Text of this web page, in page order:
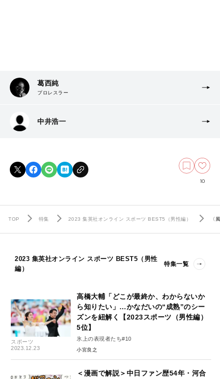
葛西純
プロレスラー
中井浩一
10
TOP 特集 2023 集英社オンライン スポーツ BEST5（男性編） 〈
2023 集英社オンライン スポーツ BEST5（男性
編）
特集一覧
スポーツ
2023.12.23
高橋大輔「どこが最終か、わからないか
ら知りたい」…かなだいの“成熟”のシー
ズンを紐解く【2023スポーツ（男性編）
5位】
氷上の表現者たち#10
小宮良之
＜漫画で解説＞中日ファン歴54年・河合